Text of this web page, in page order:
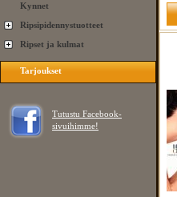
Kynnet
Ripsipidennystuotteet
Ripset ja kulmat
Tarjoukset
Tutustu Facebook-
sivuihimme!